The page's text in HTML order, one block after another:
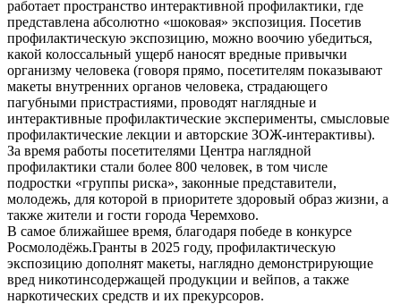
работает пространство интерактивной профилактики, где
представлена абсолютно «шоковая» экспозиция. Посетив
профилактическую экспозицию, можно воочию убедиться,
какой колоссальный ущерб наносят вредные привычки
организму человека (говоря прямо, посетителям показывают
макеты внутренних органов человека, страдающего
пагубными пристрастиями, проводят наглядные и
интерактивные профилактические эксперименты, смысловые
профилактические лекции и авторские ЗОЖ-интерактивы).
За время работы посетителями Центра наглядной
профилактики стали более 800 человек, в том числе
подростки «группы риска», законные представители,
молодежь, для которой в приоритете здоровый образ жизни, а
также жители и гости города Черемхово.
В самое ближайшее время, благодаря победе в конкурсе
Росмолодёжь.Гранты в 2025 году, профилактическую
экспозицию дополнят макеты, наглядно демонстрирующие
вред никотинсодержащей продукции и вейпов, а также
наркотических средств и их прекурсоров.